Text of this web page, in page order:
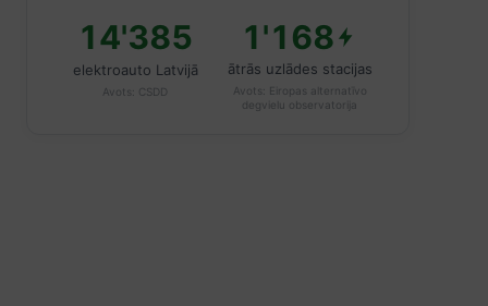
14'385
elektroauto Latvijā
Avots: CSDD
1'168
ātrās uzlādes stacijas
Avots: Eiropas alternatīvo
degvielu observatorija